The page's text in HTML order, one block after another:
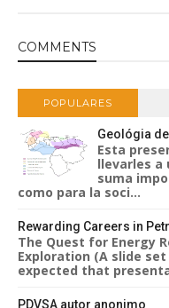
COMMENTS
POPULARES
Geológia
Esta
llevarles a
suma
como para la soci...
Rewarding Careers in
The Quest for Energy
Exploration (A slide
expected that
PDVSA autor anonimo